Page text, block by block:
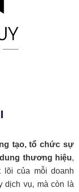
tạo, tổ chức sự
thương hiệu,
của mỗi doanh
dịch vụ, mà còn là